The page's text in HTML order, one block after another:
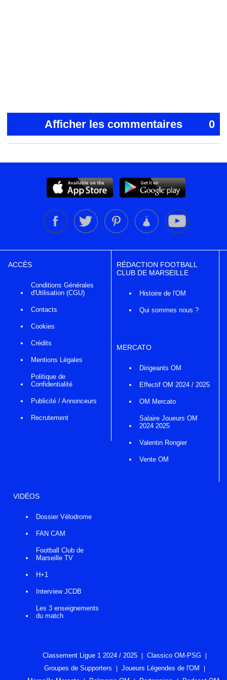
Afficher les commentaires 0
ACCÈS
Conditions Générales
d'Utilisation (CGU)
Contacts
Cookies
Crédits
Mentions Légales
Politique de
Confidentialité
Publicité / Annonceurs
Recrutement
RÉDACTION FOOTBALL
CLUB DE MARSEILLE
Histoire de l'OM
Qui sommes nous ?
MERCATO
Dirigeants OM
Effectif OM 2024 / 2025
OM Mercato
Salaire Joueurs OM
2024 2025
Valentin Rongier
Vente OM
VIDÉOS
Dossier Vélodrome
FAN CAM
Football Club de
Marseille TV
H+1
Interview JCDB
Les 3 enseignements
du match
Classement Ligue 1 2024 / 2025
Classico OM-PSG
Groupes de Supporters
Joueurs Légendes de l'OM